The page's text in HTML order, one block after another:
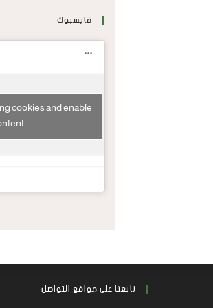
فايسبوك
cookies and enable
تابعنا على موافع التواصل